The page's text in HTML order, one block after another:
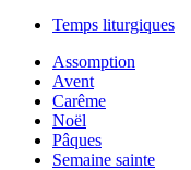
Temps liturgiques
Assomption
Avent
Carême
Noël
Pâques
Semaine sainte